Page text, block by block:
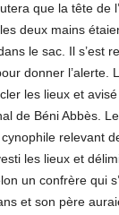
que la tête de
deux mains
le sac. Il s’est
donner l’alerte.
les lieux et
de Béni Abbès.
relevant
les lieux et
un confrère qui
et son père